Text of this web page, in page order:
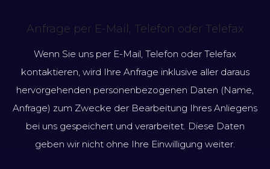
Anfrage per E-Mail, Telefon oder Telefax
Wenn Sie uns per E-Mail, Telefon oder Telefax
kontaktieren, wird Ihre Anfrage inklusive aller daraus
hervorgehenden personenbezogenen Daten (Name,
Anfrage) zum Zwecke der Bearbeitung Ihres Anliegens
bei uns gespeichert und verarbeitet. Diese Daten
geben wir nicht ohne Ihre Einwilligung weiter.